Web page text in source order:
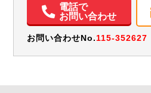
バックモニター
ドラレコ
電話で
お問い合わせ
お問い合わせNo.115-352627